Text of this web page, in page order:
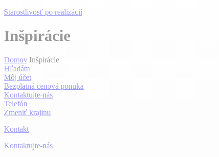
Starostlivosť po realizácií
Inšpirácie
Domov Inšpirácie
Hľadám
Môj účet
Bezplatná cenová ponuka
Kontaktujte-nás
Telefón
Zmeniť krajinu
Kontakt
Kontaktujte-nás